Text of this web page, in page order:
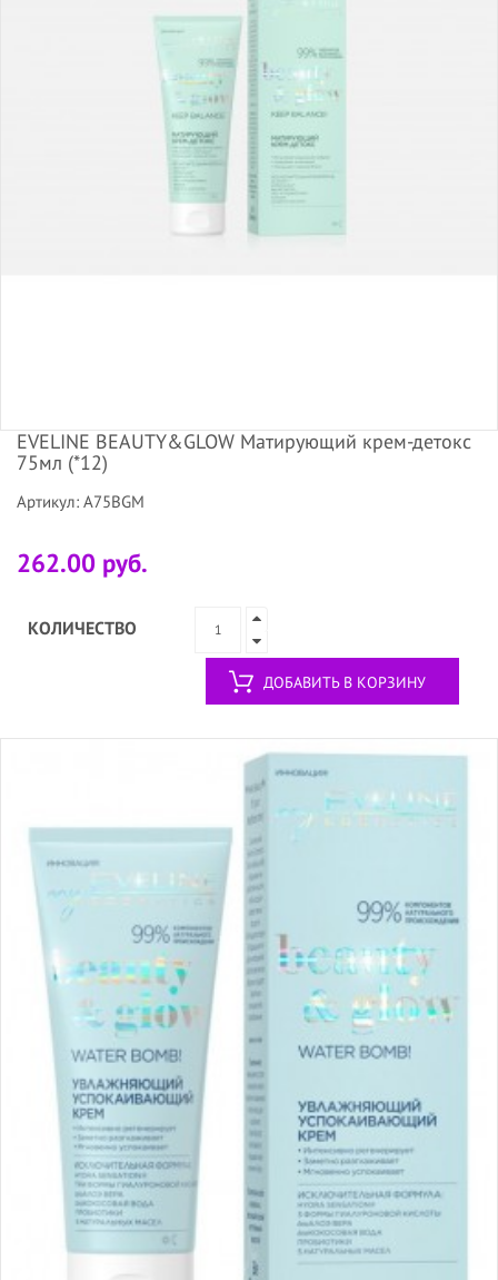
EVELINE BEAUTY&GLOW Матирующий крем-детокс
75мл (*12)
Артикул: A75BGM
262.00 руб.
КОЛИЧЕСТВО
ДОБАВИТЬ В КОРЗИНУ